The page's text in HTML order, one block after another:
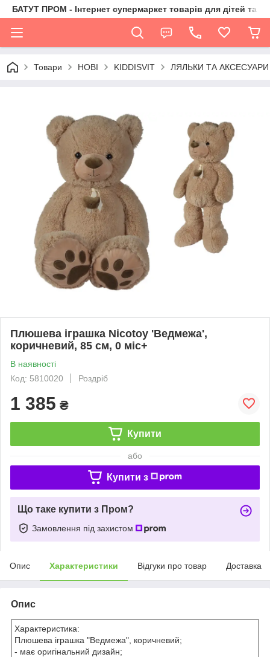
БАТУТ ПРОМ - Інтернет супермаркет товарів для дітей та їх
Товари НОВІ KIDDISVIT ЛЯЛЬКИ ТА АКСЕСУАРИ
Плюшева іграшка Nicotoy 'Ведмежа',
коричневий, 85 см, 0 міс+
В наявності
Код: 5810020
Роздріб
1 385 ₴
Купити
або
Купити з
Що таке купити з Пром?
Замовлення під захистом
Опис Характеристики Відгуки про товар Доставка
Опис
Характеристика:
Плюшева іграшка "Ведмежа", коричневий;
- має оригінальний дизайн;